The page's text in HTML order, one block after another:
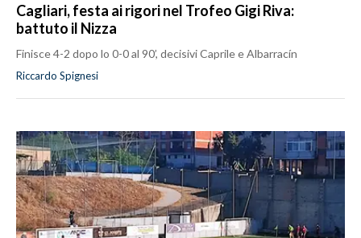
Cagliari, festa ai rigori nel Trofeo Gigi Riva:
battuto il Nizza
Finisce 4-2 dopo lo 0-0 al 90’, decisivi Caprile e Albarracín
Riccardo Spignesi